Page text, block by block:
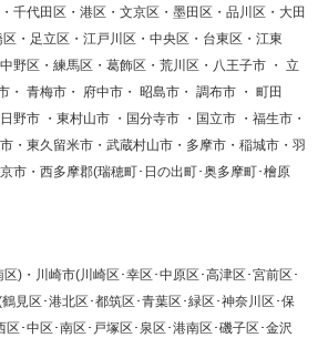
千代田区・港区・文京区・墨田区・品川区・大田
・足立区・江戸川区・中央区・台東区・江東
野区・練馬区・葛飾区・荒川区・八王子市 ・ 立
・ 青梅市・ 府中市・ 昭島市・ 調布市 ・ 町田
野市 ・東村山市 ・国分寺市 ・国立市 ・福生市・
・東久留米市・武蔵村山市・多摩市・稲城市・羽
市・西多摩郡(瑞穂町･日の出町･奥多摩町･檜原
)・川崎市(川崎区･幸区･中原区･高津区･宮前区･
見区･港北区･都筑区･青葉区･緑区･神奈川区･保
区･中区･南区･戸塚区･泉区･港南区･磯子区･金沢